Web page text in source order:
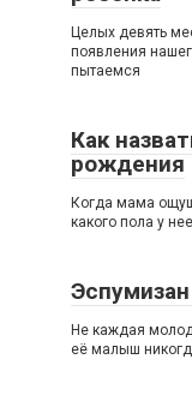
Целых девять
появления
пытаемся
Как
рождения
Когда мама
какого пола у
Не каждая
её малыш